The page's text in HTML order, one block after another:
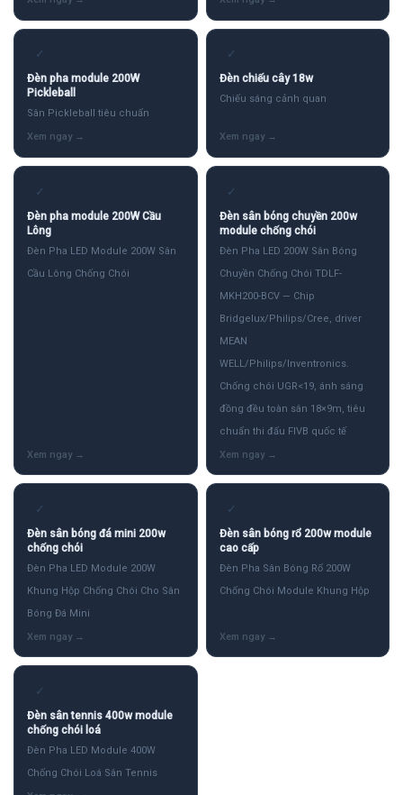
✓
Đèn pha module 200W
Pickleball
Sân Pickleball tiêu chuẩn
✓
Đèn chiếu cây 18w
Chiếu sáng cảnh quan
✓
Đèn pha module 200W Cầu
Lông
Đèn Pha LED Module 200W Sân
Cầu Lông Chống Chói
✓
Đèn sân bóng chuyền 200w
module chống chói
Đèn Pha LED 200W Sân Bóng
Chuyền Chống Chói TDLF-
MKH200-BCV — Chip
Bridgelux/Philips/Cree, driver
MEAN
WELL/Philips/Inventronics.
Chống chói UGR<19, ánh sáng
đồng đều toàn sân 18×9m, tiêu
chuẩn thi đấu FIVB quốc tế
✓
Đèn sân bóng đá mini 200w
chống chói
Đèn Pha LED Module 200W
Khung Hộp Chống Chói Cho Sân
Bóng Đá Mini
✓
Đèn sân bóng rổ 200w module
cao cấp
Đèn Pha Sân Bóng Rổ 200W
Chống Chói Module Khung Hộp
✓
Đèn sân tennis 400w module
chống chói loá
Đèn Pha LED Module 400W
Chống Chói Loá Sân Tennis